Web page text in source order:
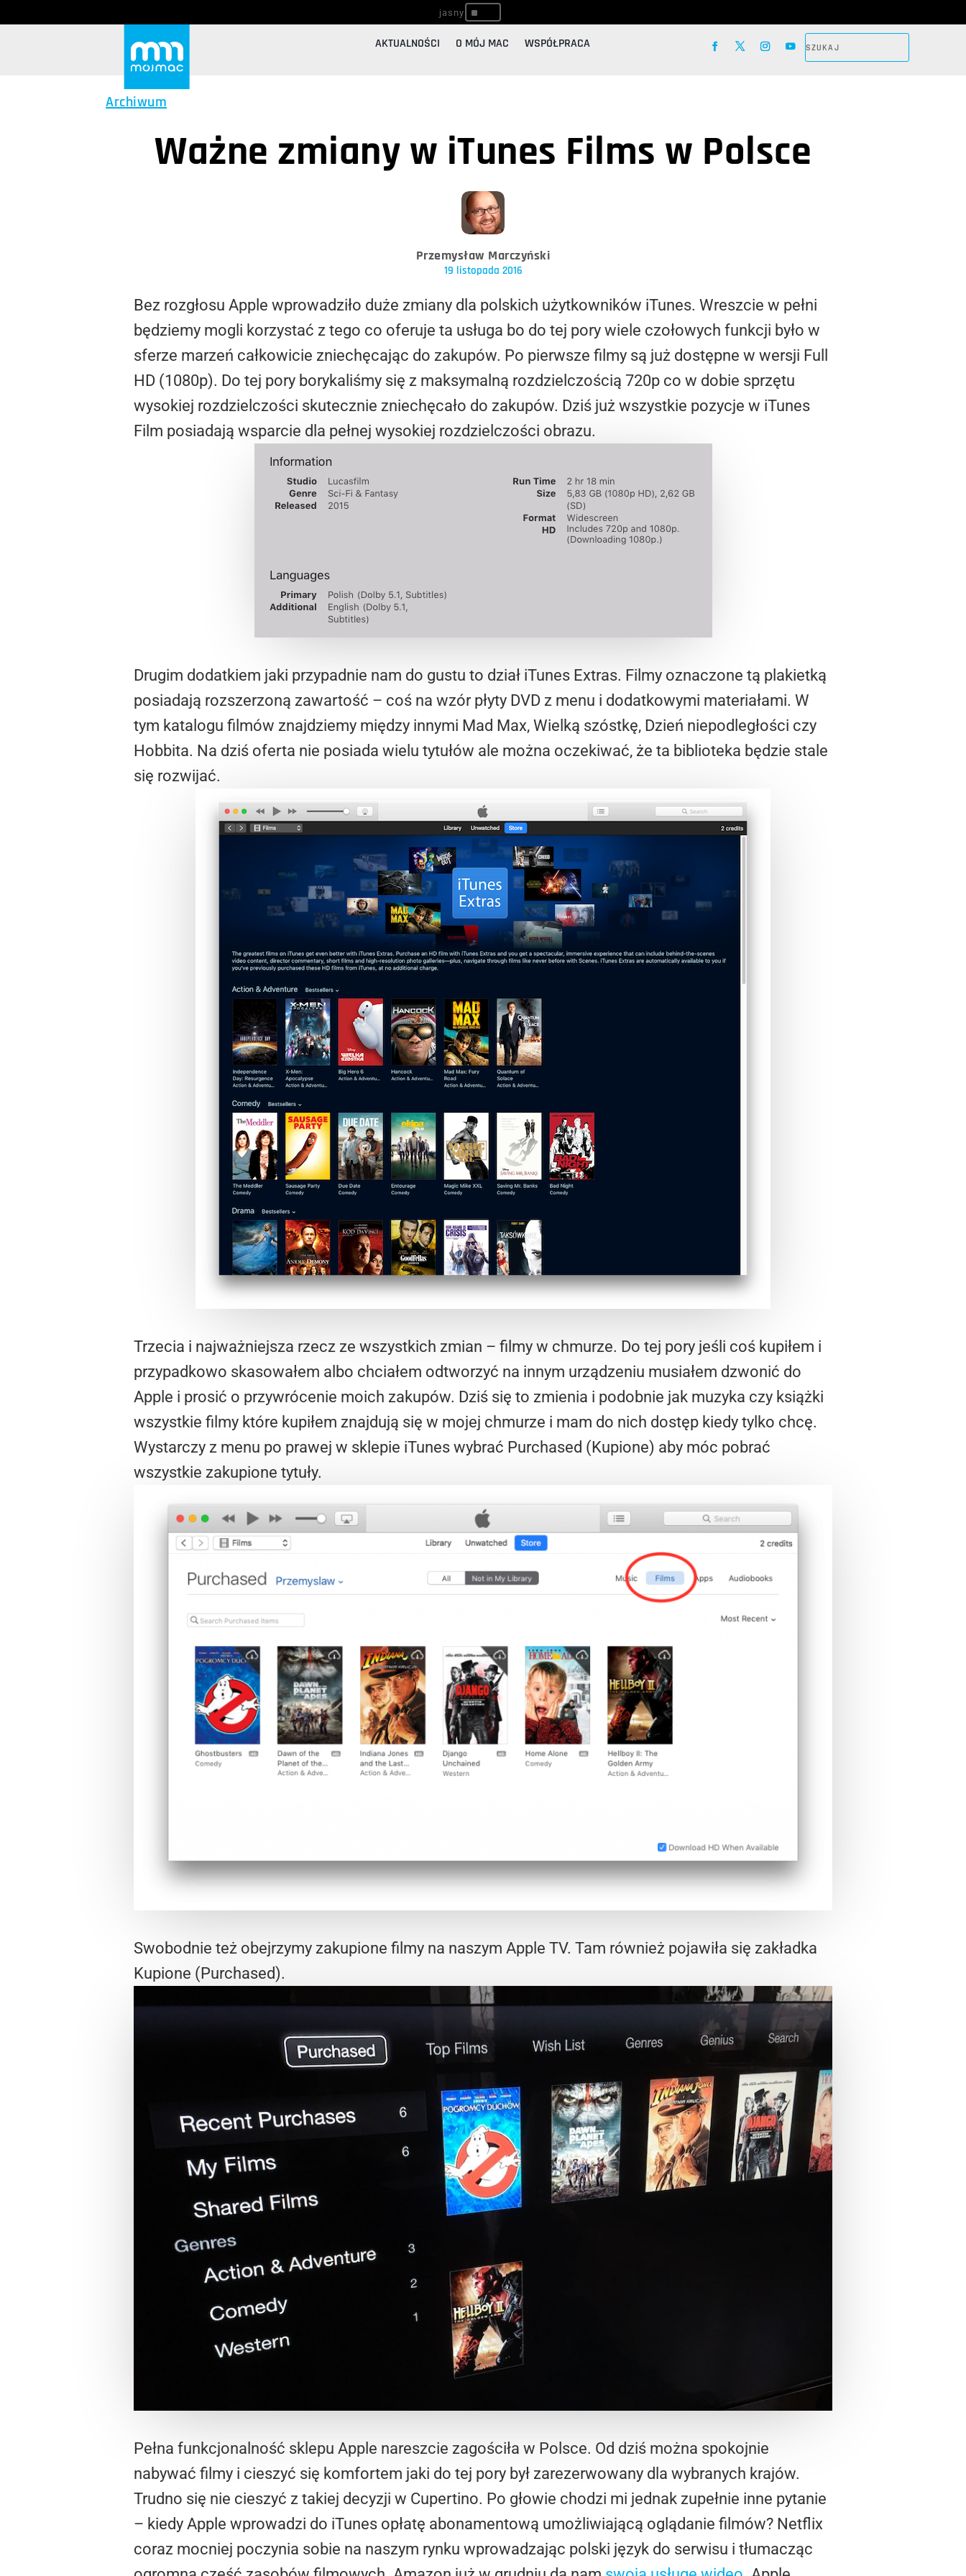
^
AKTUALNOŚCI O MÓJ MAC WSPÓŁPRACA
Archiwum
Ważne zmiany w iTunes Films w Polsce
Przemysław Marczyński
19 listopada 2016
Bez rozgłosu Apple wprowadziło duże zmiany dla polskich użytkowników iTunes. Wreszcie w pełni
będziemy mogli korzystać z tego co oferuje ta usługa bo do tej pory wiele czołowych funkcji było w
sferze marzeń całkowicie zniechęcając do zakupów. Po pierwsze filmy są już dostępne w wersji Full
HD (1080p). Do tej pory borykaliśmy się z maksymalną rozdzielczością 720p co w dobie sprzętu
wysokiej rozdzielczości skutecznie zniechęcało do zakupów. Dziś już wszystkie pozycje w iTunes
Film posiadają wsparcie dla pełnej wysokiej rozdzielczości obrazu.
Drugim dodatkiem jaki przypadnie nam do gustu to dział iTunes Extras. Filmy oznaczone tą plakietką
posiadają rozszerzoną zawartość – coś na wzór płyty DVD z menu i dodatkowymi materiałami. W
tym katalogu filmów znajdziemy między innymi Mad Max, Wielką szóstkę, Dzień niepodległości czy
Hobbita. Na dziś oferta nie posiada wielu tytułów ale można oczekiwać, że ta biblioteka będzie stale
się rozwijać.
Trzecia i najważniejsza rzecz ze wszystkich zmian – filmy w chmurze. Do tej pory jeśli coś kupiłem i
przypadkowo skasowałem albo chciałem odtworzyć na innym urządzeniu musiałem dzwonić do
Apple i prosić o przywrócenie moich zakupów. Dziś się to zmienia i podobnie jak muzyka czy książki
wszystkie filmy które kupiłem znajdują się w mojej chmurze i mam do nich dostęp kiedy tylko chcę.
Wystarczy z menu po prawej w sklepie iTunes wybrać Purchased (Kupione) aby móc pobrać
wszystkie zakupione tytuły.
Swobodnie też obejrzymy zakupione filmy na naszym Apple TV. Tam również pojawiła się zakładka
Kupione (Purchased).
Pełna funkcjonalność sklepu Apple nareszcie zagościła w Polsce. Od dziś można spokojnie
nabywać filmy i cieszyć się komfortem jaki do tej pory był zarezerwowany dla wybranych krajów.
Trudno się nie cieszyć z takiej decyzji w Cupertino. Po głowie chodzi mi jednak zupełnie inne pytanie
– kiedy Apple wprowadzi do iTunes opłatę abonamentową umożliwiającą oglądanie filmów? Netflix
coraz mocniej poczynia sobie na naszym rynku wprowadzając polski język do serwisu i tłumacząc